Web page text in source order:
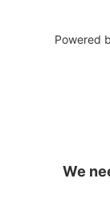
Powered
We